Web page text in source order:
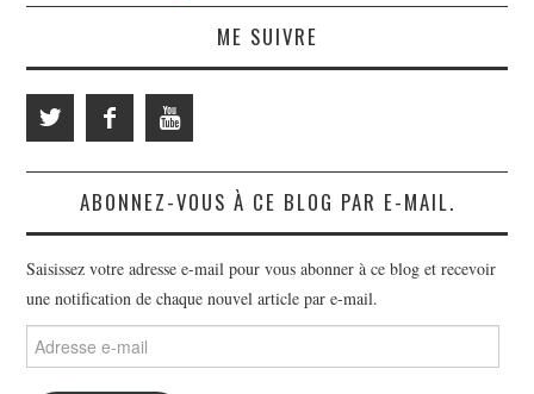
ME SUIVRE
ABONNEZ-VOUS À CE BLOG PAR E-MAIL.
Saisissez votre adresse e-mail pour vous abonner à ce blog et recevoir
une notification de chaque nouvel article par e-mail.
Adresse
e-